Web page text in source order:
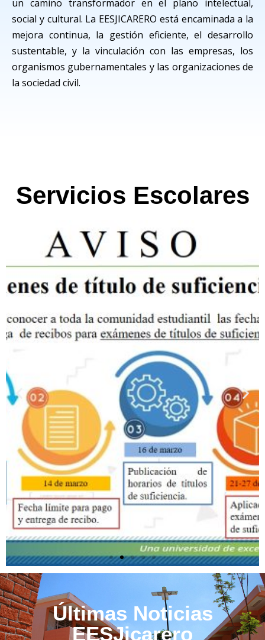
un camino transformador en el plano intelectual,
social y cultural. La EESJICARERO está encaminada a la
mejora continua, la gestión eficiente, el desarrollo
sustentable, y la vinculación con las empresas, los
organismos gubernamentales y las organizaciones de
la sociedad civil.
Servicios Escolares
Últimas Noticias
EESJicarero